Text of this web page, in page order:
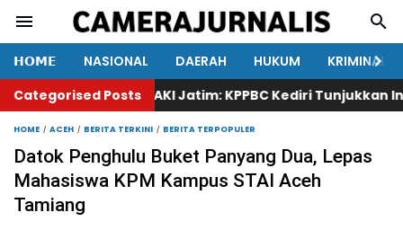
𝗛𝗢𝗠𝗘 NASIONAL DAERAH HUKUM
KRIMINAL
Categorised Posts
Ketua KAKI Jatim: KPPBC Kediri Tunjukkan
HOME ACEH BERITA TERKINI BERITA TERPOPULER
Datok Penghulu Buket Panyang Dua, Lepas
Mahasiswa KPM Kampus STAI Aceh
Tamiang